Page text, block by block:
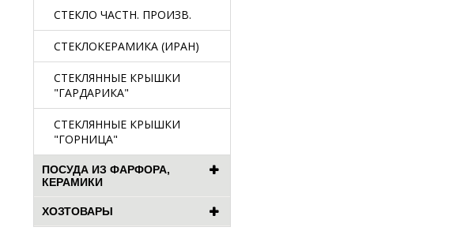
СТЕКЛО ЧАСТН. ПРОИЗВ.
СТЕКЛОКЕРАМИКА (ИРАН)
СТЕКЛЯННЫЕ КРЫШКИ
"ГАРДАРИКА"
СТЕКЛЯННЫЕ КРЫШКИ
"ГОРНИЦА"
ПОСУДА ИЗ ФАРФОРА,
КЕРАМИКИ
ХОЗТОВАРЫ